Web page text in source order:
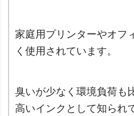
家庭用プリンターやオフ
く使用されています。
臭いが少なく環境負荷も
高いインクとして知られ